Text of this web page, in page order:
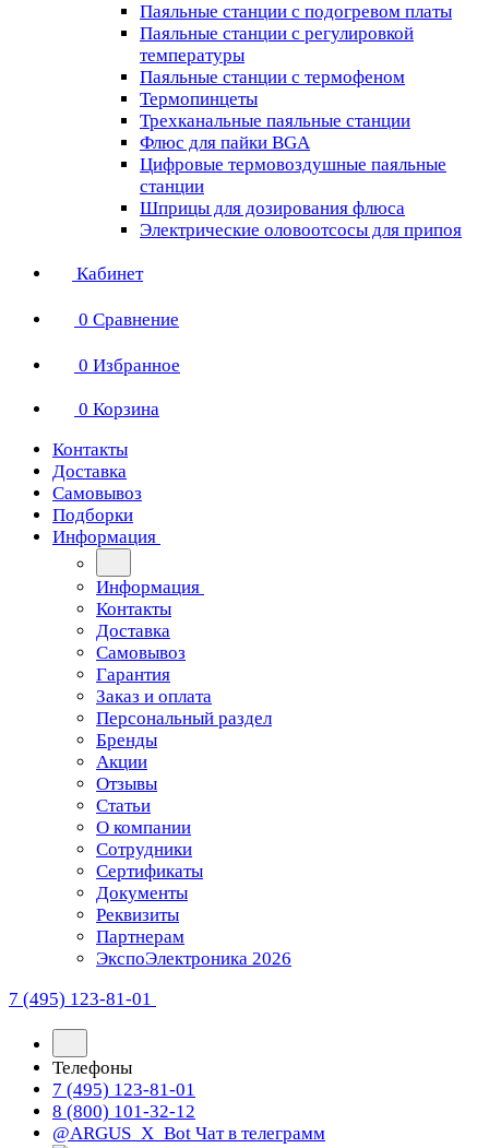
Паяльные станции с подогревом платы
Паяльные станции с регулировкой
температуры
Паяльные станции с термофеном
Термопинцеты
Трехканальные паяльные станции
Флюс для пайки BGA
Цифровые термовоздушные паяльные
станции
Шприцы для дозирования флюса
Электрические оловоотсосы для припоя
Кабинет
0 Сравнение
0 Избранное
0 Корзина
Контакты
Доставка
Самовывоз
Подборки
Информация
Информация
Контакты
Доставка
Самовывоз
Гарантия
Заказ и оплата
Персональный раздел
Бренды
Акции
Отзывы
Статьи
О компании
Сотрудники
Сертификаты
Документы
Реквизиты
Партнерам
ЭкспоЭлектроника 2026
7 (495) 123-81-01
Телефоны
7 (495) 123-81-01
8 (800) 101-32-12
@ARGUS_X_Bot Чат в телеграмм